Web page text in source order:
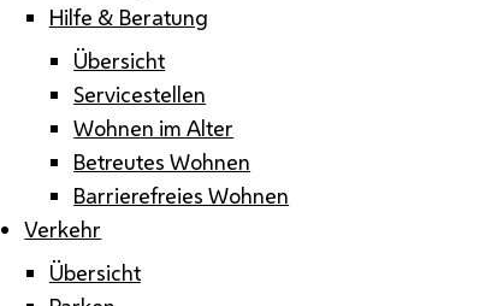
Hilfe & Beratung
Übersicht
Servicestellen
Wohnen im Alter
Betreutes Wohnen
Barrierefreies Wohnen
Verkehr
Übersicht